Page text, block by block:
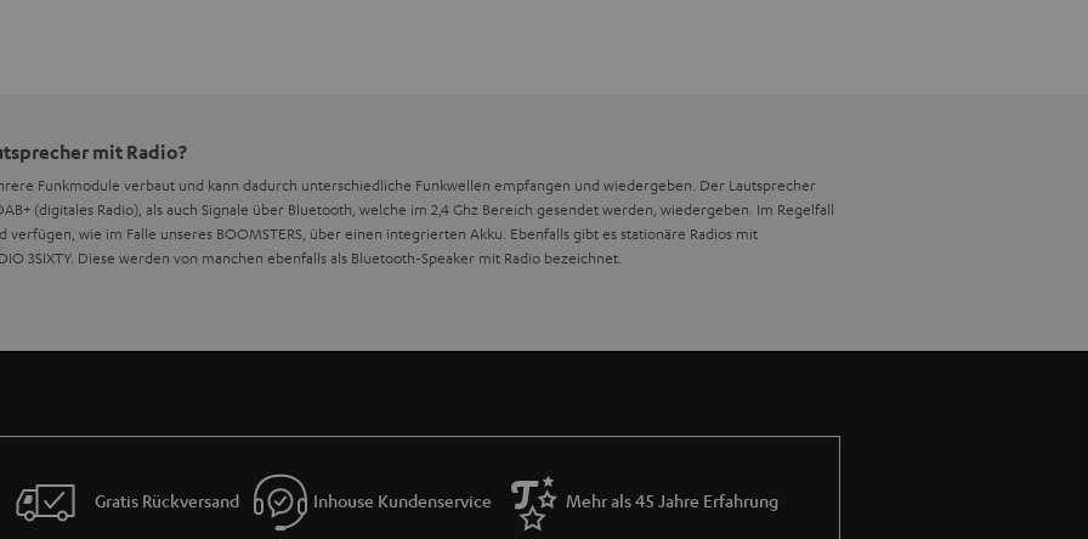
mit Radio?
Funkmodule verbaut und kann dadurch unterschiedliche Funkwellen empfangen und wiedergeben. Der Lautsprecher
(digitales Radio), als auch Signale über Bluetooth, welche im 2,4 Ghz Bereich gesendet werden, wiedergeben. Im Regelfall
wie im Falle unseres BOOMSTERS, über einen integrierten Akku. Ebenfalls gibt es stationäre Radios mit
3SIXTY. Diese werden von manchen ebenfalls als Bluetooth-Speaker mit Radio bezeichnet.
die wasserfest sind?
mit Radio die Frequenzen überschneiden?
Eine Überschneidung oder Interferenz mit den verwendeten Frequenzbereichen ist quasi ausgeschlossen.
Gratis Rückversand Inhouse Kundenservice Mehr als 45 Jahre Erfahrung